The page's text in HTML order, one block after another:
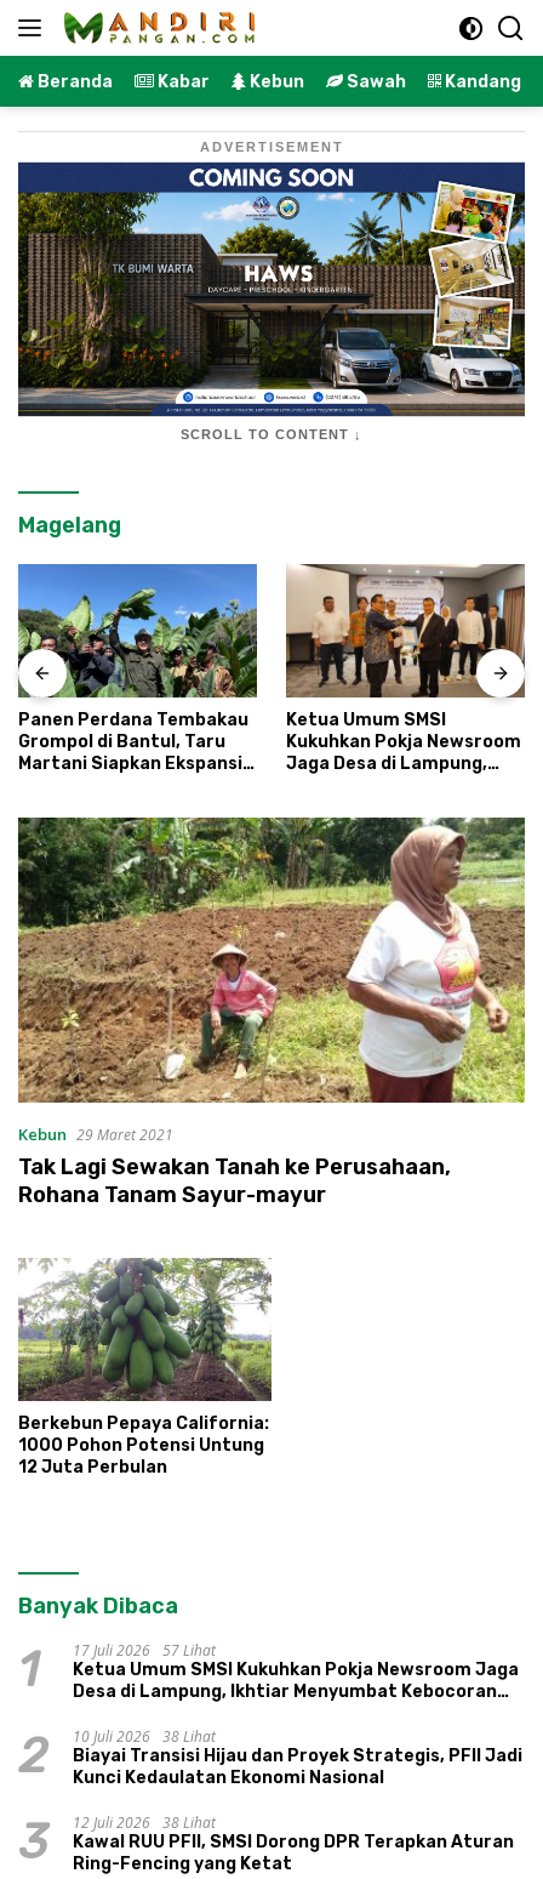
Langsung
Beranda Kabar Kebun Sawah Kandang
ADVERTISEMENT
SCROLL TO CONTENT ↓
Magelang
Panen Perdana Tembakau
Grompol di Bantul, Taru
Martani Siapkan Ekspansi
Ketua Umum SMSI
Kukuhkan Pokja Newsroom
Jaga Desa di Lampung,
Kebun 29 Maret 2021
Tak Lagi Sewakan Tanah ke Perusahaan,
Rohana Tanam Sayur-mayur
Berkebun Pepaya California:
1000 Pohon Potensi Untung
12 Juta Perbulan
Banyak Dibaca
1 17 Juli 2026 57 Lihat
Ketua Umum SMSI Kukuhkan Pokja Newsroom Jaga
Desa di Lampung, Ikhtiar Menyumbat Kebocoran
2 10 Juli 2026 38 Lihat
Biayai Transisi Hijau dan Proyek Strategis, PFII Jadi
Kunci Kedaulatan Ekonomi Nasional
3 12 Juli 2026 38 Lihat
Kawal RUU PFII, SMSI Dorong DPR Terapkan Aturan
Ring-Fencing yang Ketat